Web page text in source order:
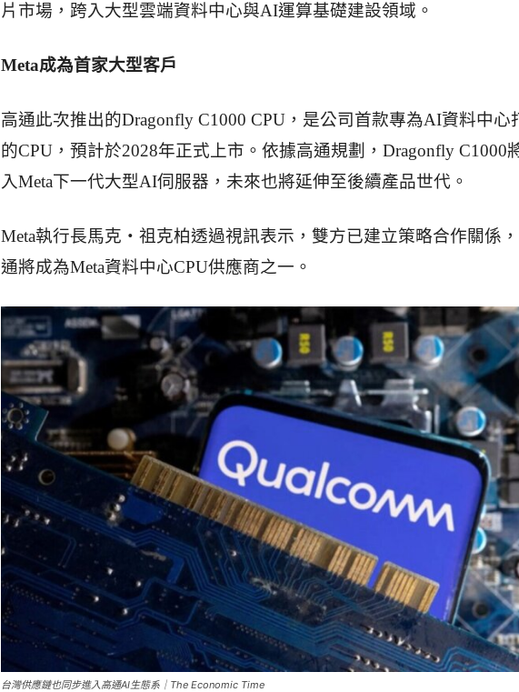
片市場，跨入大型雲端資料中心與AI運算基礎建設領域。
Meta成為首家大型客戶
高通此次推出的Dragonfly C1000 CPU，是公司首款專為AI資料中心
的CPU，預計於2028年正式上市。依據高通規劃，Dragonfly C1000
入Meta下一代大型AI伺服器，未來也將延伸至後續產品世代。
Meta執行長馬克・祖克柏透過視訊表示，雙方已建立策略合作關係
通將成為Meta資料中心CPU供應商之一。
台灣供應鏈也同步進入高通AI生態系｜The Economic Time